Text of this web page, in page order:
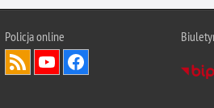
Policja online